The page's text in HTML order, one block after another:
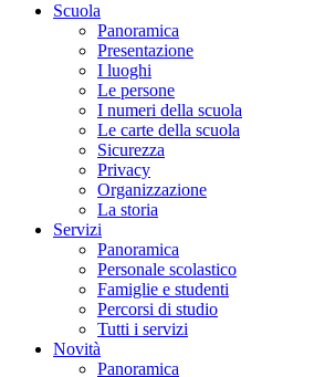
Scuola
Panoramica
Presentazione
I luoghi
Le persone
I numeri della scuola
Le carte della scuola
Sicurezza
Privacy
Organizzazione
La storia
Servizi
Panoramica
Personale scolastico
Famiglie e studenti
Percorsi di studio
Tutti i servizi
Novità
Panoramica